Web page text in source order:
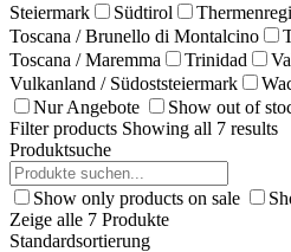
Steiermark
Südtirol
Toscana / Brunello di Montalcino
Toscana / Maremma
Trinidad
Vulkanland / Südoststeiermark
Nur Angebote
Show out of
Filter products Showing all 7 results
Produktsuche
Show only products on sale
Zeige alle 7 Produkte
Standardsortierung